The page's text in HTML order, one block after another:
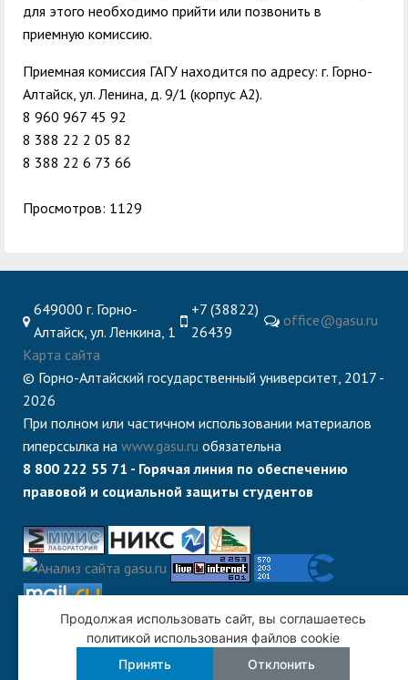
для этого необходимо прийти или позвонить в
приемную комиссию.
Приемная комиссия ГАГУ находится по адресу: г. Горно-
Алтайск, ул. Ленина, д. 9/1 (корпус А2).
8 960 967 45 92
8 388 22 2 05 82
8 388 22 6 73 66
Просмотров: 1129
649000 г. Горно-
Алтайск, ул. Ленкина, 1
+7 (38822)
26439
office@gasu.ru
Карта сайта
© Горно-Алтайский государственный университет, 2017 -
2026
При полном или частичном использовании материалов
гиперссылка на www.gasu.ru обязательна
8 800 222 55 71 - Горячая линия по обеспечению
правовой и социальной защиты студентов
Продолжая использовать сайт, вы соглашаетесь
политикой использования файлов cookie
Принять
Отклонить